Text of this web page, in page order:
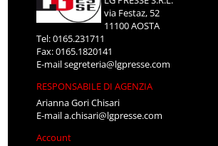
via Festaz, 52
11100 AOSTA
Tel: 0165.231711
Fax: 0165.1820141
E-mailsegreteria@lgpresse.com
RESPONSABILE DI AGENZIA
Arianna Gori Chisari
E-maila.chisari@lgpresse.com
Account